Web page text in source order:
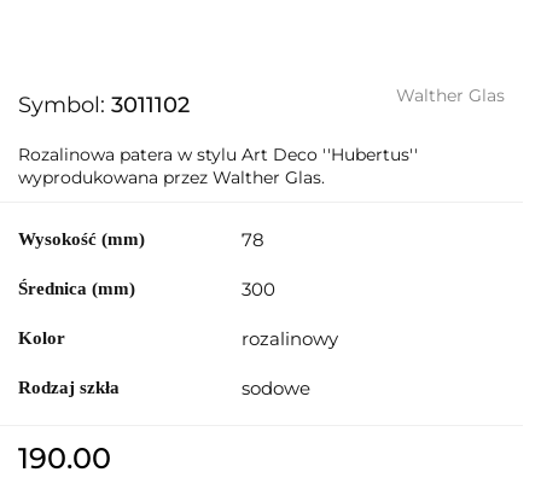
Symbol: 3011102 Walther Glas
Rozalinowa patera w stylu Art Deco ''Hubertus''
wyprodukowana przez Walther Glas.
Wysokość (mm) 78
Średnica (mm) 300
Kolor rozalinowy
Rodzaj szkła sodowe
190.00